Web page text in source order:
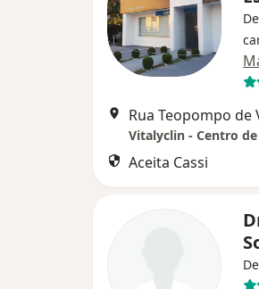
Vitalyclin - Centro
Aceita Cassi